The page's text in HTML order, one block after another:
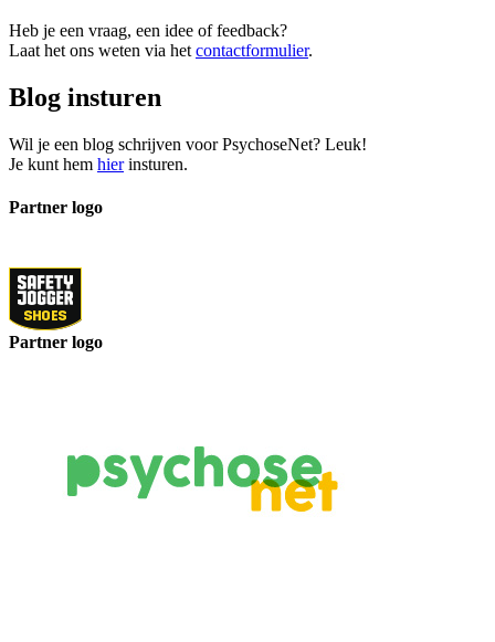
Heb je een vraag, een idee of feedback?
Laat het ons weten via het contactformulier.
Blog insturen
Wil je een blog schrijven voor PsychoseNet? Leuk!
Je kunt hem hierinsturen.
Partner logo
Partner logo